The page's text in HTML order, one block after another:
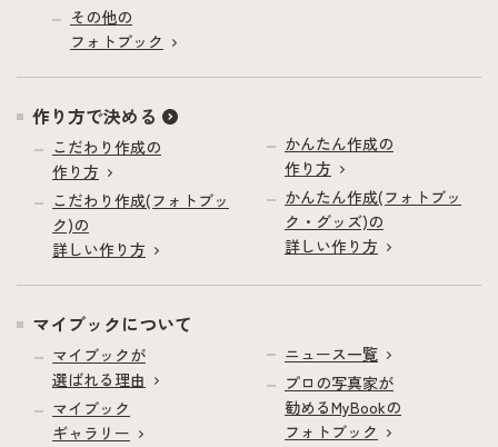
その他の
フォトブック
作り方で決める
こだわり作成の
作り方
こだわり作成(フォトブッ
ク)の
詳しい作り方
かんたん作成の
作り方
かんたん作成(フォトブッ
ク・グッズ)の
詳しい作り方
マイブックについて
マイブックが
選ばれる理由
マイブック
ギャラリー
ニュース一覧
プロの写真家が
勧めるMyBookの
フォトブック